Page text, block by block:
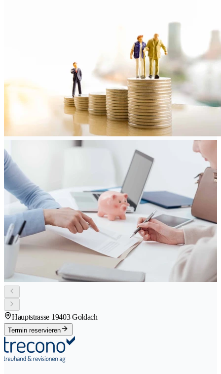
Hauptstrasse 19403 Goldach
Termin reservieren